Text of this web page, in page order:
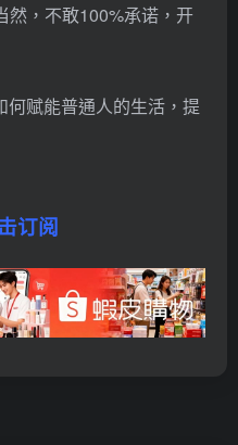
然，不敢100%承诺，开
赋能普通人的生活，提
订阅